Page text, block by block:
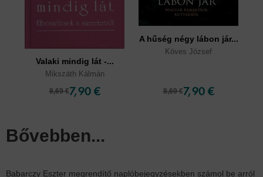
Valaki mindig lát -...
Mikszáth Kálmán
8,69 €7,90 €
A hűség négy lábon jár...
Köves József
8,69 €7,90 €
Bővebben...
Babarczy Eszter megrendítő naplóbejegyzésekben számol be arról